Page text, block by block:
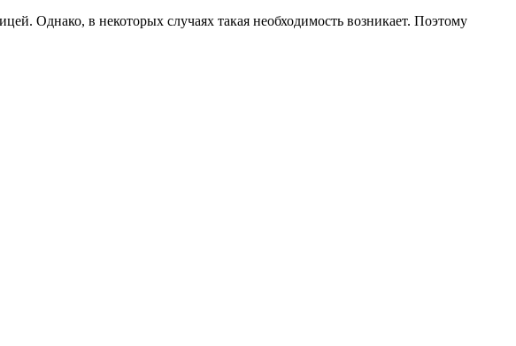
Однако, в некоторых случаях такая необходимость возникает. Поэтому